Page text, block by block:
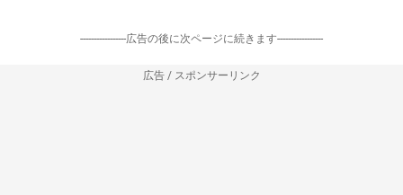
-----------------広告の後に次ページに続きます-----------------
広告 / スポンサーリンク